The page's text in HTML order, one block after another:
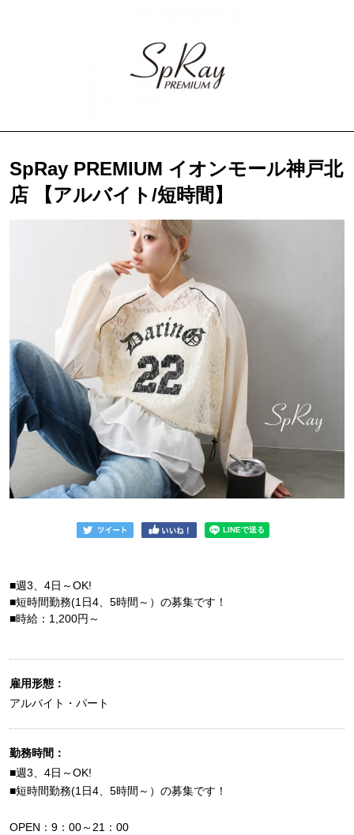
SpRay PREMIUM イオンモール神戸北
店 【アルバイト/短時間】
■週3、4日～OK!
■短時間勤務(1日4、5時間～）の募集です！
■時給：1,200円～
雇用形態：
アルバイト・パート
勤務時間：
■週3、4日～OK!
■短時間勤務(1日4、5時間～）の募集です！
OPEN：9：00～21：00